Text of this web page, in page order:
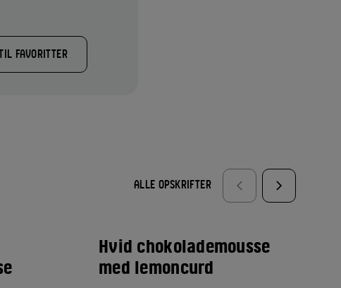
FAVORITTER
ALLE OPSKRIFTER
Hvid chokolademousse
med lemoncurd